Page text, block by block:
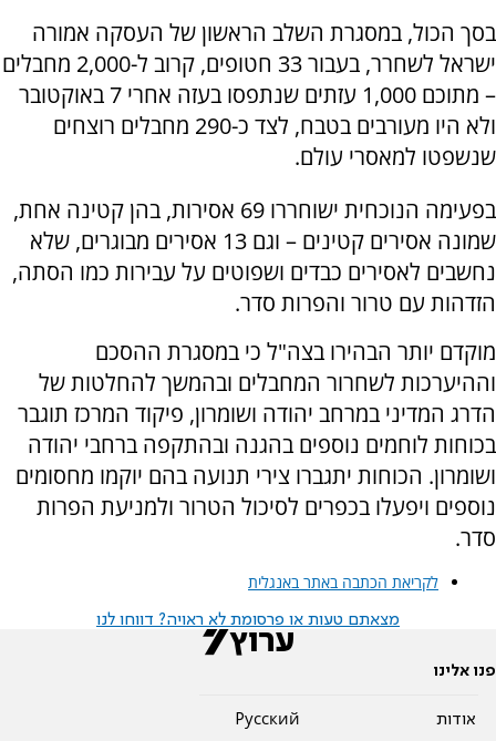
בסך הכול, במסגרת השלב הראשון של העסקה אמורה
ישראל לשחרר, בעבור 33 חטופים, קרוב ל-2,000 מחבלים
– מתוכם 1,000 עזתים שנתפסו בעזה אחרי 7 באוקטובר
ולא היו מעורבים בטבח, לצד כ-290 מחבלים רוצחים
שנשפטו למאסרי עולם.
בפעימה הנוכחית ישוחררו 69 אסירות, בהן קטינה אחת,
שמונה אסירים קטינים – וגם 13 אסירים מבוגרים, שלא
נחשבים לאסירים כבדים ושפוטים על עבירות כמו הסתה,
הזדהות עם טרור והפרות סדר.
מוקדם יותר הבהירו בצה"ל כי במסגרת ההסכם
וההיערכות לשחרור המחבלים ובהמשך להחלטות של
הדרג המדיני במרחב יהודה ושומרון, פיקוד המרכז תוגבר
בכוחות לוחמים נוספים בהגנה ובהתקפה ברחבי יהודה
ושומרון. הכוחות יתגברו צירי תנועה בהם יוקמו מחסומים
נוספים ויפעלו בכפרים לסיכול הטרור ולמניעת הפרות
סדר.
לקריאת הכתבה באתר באנגלית
מצאתם טעות או פרסומת לא ראויה? דווחו לנו
פנו אלינו
אודות
Pусский